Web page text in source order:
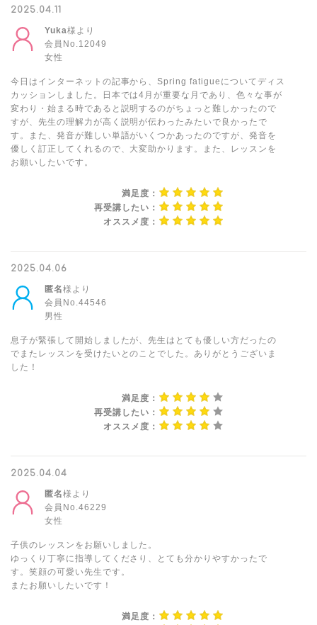
2025.04.11
Yuka様より
会員No.12049
女性
今日はインターネットの記事から、Spring fatigueについてディス
カッションしました。日本では4月が重要な月であり、色々な事が
変わり・始まる時であると説明するのがちょっと難しかったので
すが、先生の理解力が高く説明が伝わったみたいで良かったで
す。また、発音が難しい単語がいくつかあったのですが、発音を
優しく訂正してくれるので、大変助かります。また、レッスンを
お願いしたいです。
満足度：
再受講したい：
オススメ度：
2025.04.06
匿名様より
会員No.44546
男性
息子が緊張して開始しましたが、先生はとても優しい方だったの
でまたレッスンを受けたいとのことでした。ありがとうございま
した！
満足度：
再受講したい：
オススメ度：
2025.04.04
匿名様より
会員No.46229
女性
子供のレッスンをお願いしました。
ゆっくり丁寧に指導してくださり、とても分かりやすかったで
す。笑顔の可愛い先生です。
またお願いしたいです！
満足度：